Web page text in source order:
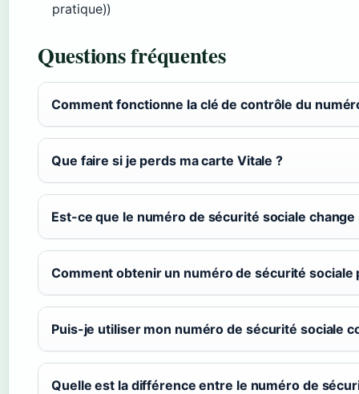
pratique))
Questions fréquentes
Comment fonctionne la clé de contrôle du
Que faire si je perds ma carte Vitale ?
Est-ce que le numéro de sécurité sociale change
Comment obtenir un numéro de sécurité sociale
Puis-je utiliser mon numéro de sécurité sociale
Quelle est la différence entre le numéro de